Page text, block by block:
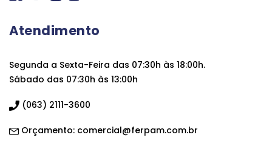
Atendimento
Segunda a Sexta-Feira das 07:30h às 18:00h.
Sábado das 07:30h às 13:00h
(063) 2111-3600
Orçamento: comercial@ferpam.com.br